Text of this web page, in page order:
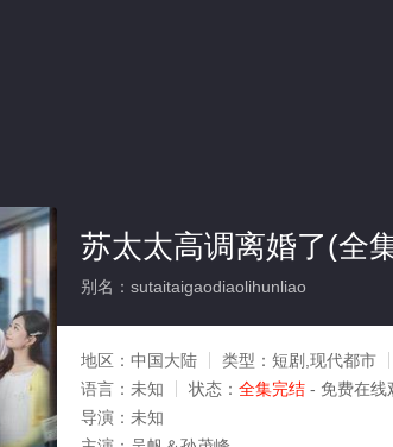
苏太太高调离婚了(全
别名：sutaitaigaodiaolihunliao
地区： 中国大陆 类型： 短剧,现代都市
语言： 未知 状态： 全集完结 - 免费在线
导演： 未知